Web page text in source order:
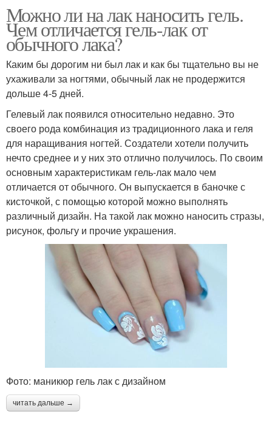
Можно ли на лак наносить гель.
Чем отличается гель-лак от
обычного лака?
Каким бы дорогим ни был лак и как бы тщательно вы не
ухаживали за ногтями, обычный лак не продержится
дольше 4-5 дней.
Гелевый лак появился относительно недавно. Это
своего рода комбинация из традиционного лака и геля
для наращивания ногтей. Создатели хотели получить
нечто среднее и у них это отлично получилось. По своим
основным характеристикам гель-лак мало чем
отличается от обычного. Он выпускается в баночке с
кисточкой, с помощью которой можно выполнять
различный дизайн. На такой лак можно наносить стразы,
рисунок, фольгу и прочие украшения.
Фото: маникюр гель лак с дизайном
читать дальше →